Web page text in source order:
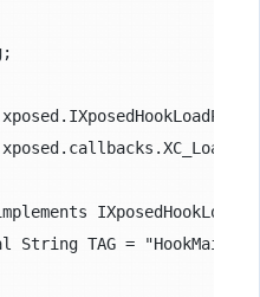
String TAG = "HookMain";